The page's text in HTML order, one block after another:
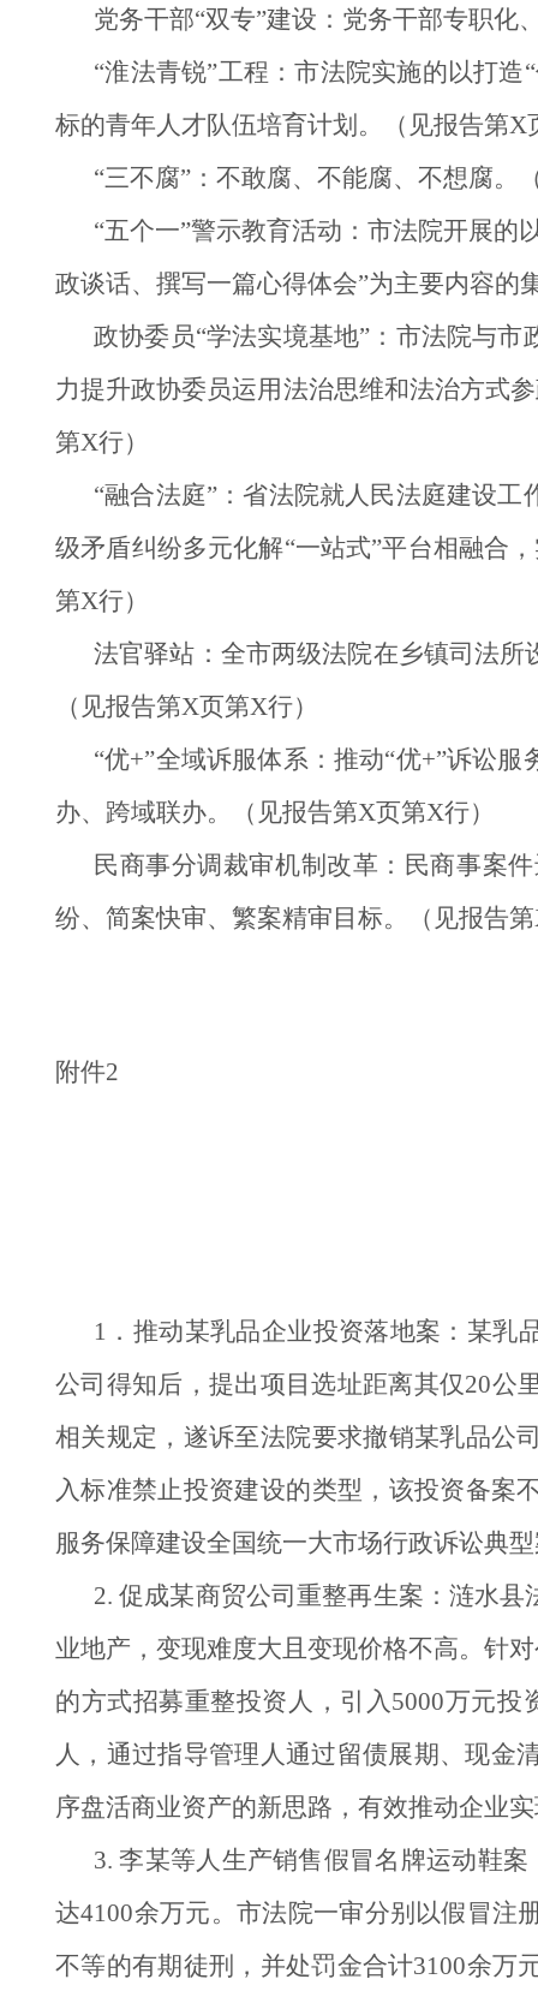
党务干部“双专”建设：党务干部专职
“淮法青锐”工程：市法院实施的以打
标的青年人才队伍培育计划。（见报告第X
“三不腐”：不敢腐、不能腐、不想腐。
“五个一”警示教育活动：市法院开展
政谈话、撰写一篇心得体会”为主要内容
政协委员“学法实境基地”：市法院与
力提升政协委员运用法治思维和法治方式
第X行）
“融合法庭”：省法院就人民法庭建设
级矛盾纠纷多元化解“一站式”平台相融合
第X行）
法官驿站：全市两级法院在乡镇司法
（见报告第X页第X行）
“优+”全域诉服体系：推动“优+”诉讼
办、跨域联办。（见报告第X页第X行）
民商事分调裁审机制改革：民商事案
纷、简案快审、繁案精审目标。（见报告
附件2
1．推动某乳品企业投资落地案：某乳
公司得知后，提出项目选址距离其仅20公
相关规定，遂诉至法院要求撤销某乳品公
入标准禁止投资建设的类型，该投资备案
服务保障建设全国统一大市场行政诉讼典
2. 促成某商贸公司重整再生案：涟水
业地产，变现难度大且变现价格不高。针
的方式招募重整投资人，引入5000万元
人，通过指导管理人通过留债展期、现金
序盘活商业资产的新思路，有效推动企业
3. 李某等人生产销售假冒名牌运动鞋
达4100余万元。市法院一审分别以假冒注
不等的有期徒刑，并处罚金合计3100余万